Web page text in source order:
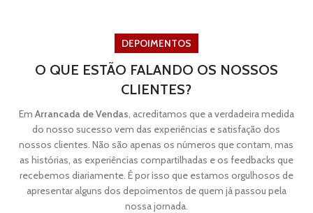
DEPOIMENTOS
O QUE ESTÃO FALANDO OS NOSSOS
CLIENTES?
Em Arrancada de Vendas, acreditamos que a verdadeira medida
do nosso sucesso vem das experiências e satisfação dos
nossos clientes. Não são apenas os números que contam, mas
as histórias, as experiências compartilhadas e os feedbacks que
recebemos diariamente. É por isso que estamos orgulhosos de
apresentar alguns dos depoimentos de quem já passou pela
nossa jornada.